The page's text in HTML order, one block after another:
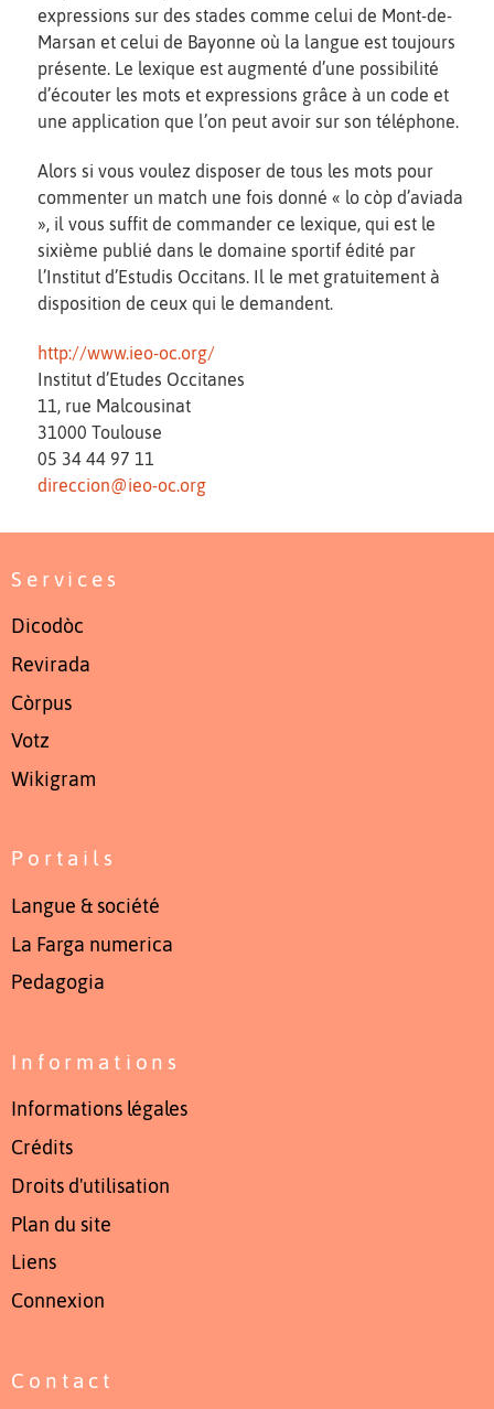
expressions sur des stades comme celui de Mont-de-
Marsan et celui de Bayonne où la langue est toujours
présente. Le lexique est augmenté d’une possibilité
d’écouter les mots et expressions grâce à un code et
une application que l’on peut avoir sur son téléphone.
Alors si vous voulez disposer de tous les mots pour
commenter un match une fois donné « lo còp d’aviada
», il vous suffit de commander ce lexique, qui est le
sixième publié dans le domaine sportif édité par
l’Institut d’Estudis Occitans. Il le met gratuitement à
disposition de ceux qui le demandent.
http://www.ieo-oc.org/
Institut d’Etudes Occitanes
11, rue Malcousinat
31000 Toulouse
05 34 44 97 11
direccion@ieo-oc.org
Services
Dicodòc
Revirada
Còrpus
Votz
Wikigram
Portails
Langue & société
La Farga numerica
Pedagogia
Informations
Informations légales
Crédits
Droits d'utilisation
Plan du site
Liens
Connexion
Contact